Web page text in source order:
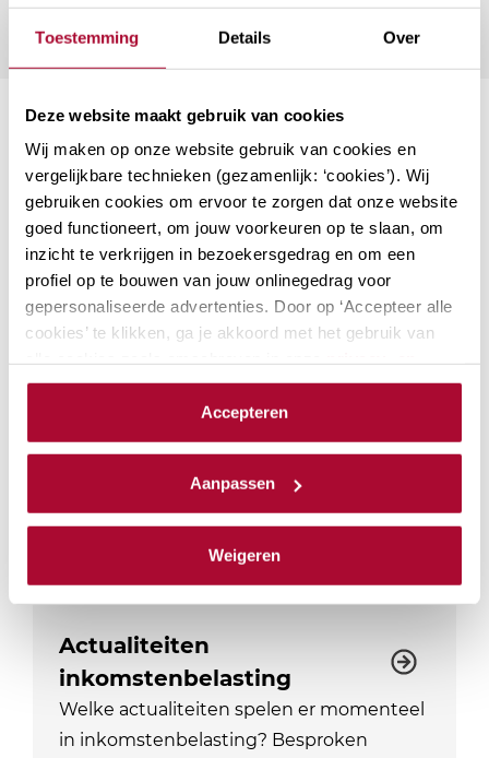
Toestemming Details Over
Deze website maakt gebruik van cookies
Wij maken op onze website gebruik van cookies en
vergelijkbare technieken (gezamenlijk: ‘cookies’). Wij
gebruiken cookies om ervoor te zorgen dat onze website
goed functioneert, om jouw voorkeuren op te slaan, om
inzicht te verkrijgen in bezoekersgedrag en om een
profiel op te bouwen van jouw onlinegedrag voor
gepersonaliseerde advertenties. Door op ‘Accepteer alle
cookies’ te klikken, ga je akkoord met het gebruik van
cookieverklaring.
We werken samen met23 derdendie uw gegevens
Accepteren
Aanpassen
Weigeren
Suggesties
Aanmerkelijk belang en
terbeschikkingstellingsregeling
De kans is groot dat aandeelhouders met
een aanmerkelijk belang onderdeel zijn
van jouw klantenbestand. Als adviseur
laatste ontwikkelingen. Bij RB Academy…
PE-punten Algemeen
0
Module
Actualiteiten
inkomstenbelasting
Welke actualiteiten spelen er momenteel
in inkomstenbelasting? Besproken